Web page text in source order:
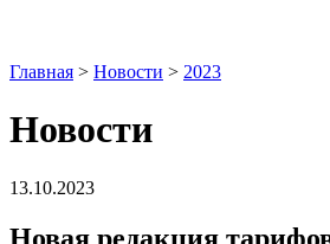
Главная > Новости > 2023
Новости
13.10.2023
Новая редакция